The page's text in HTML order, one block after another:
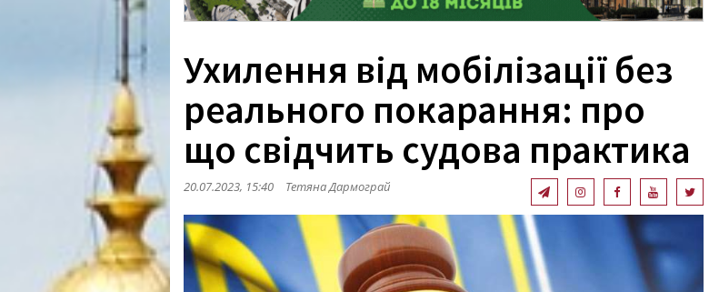
Ухилення від мобілізації без
реального покарання: про
що свідчить судова практика
20.07.2023, 15:40 Тетяна Дармограй